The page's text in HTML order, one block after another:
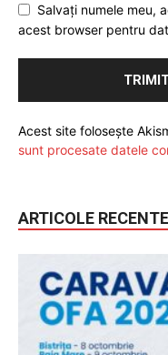
Salvați numele meu,
acest browser pentru
Acest site folosește
sunt procesate datele
ARTICOLE RECENTE